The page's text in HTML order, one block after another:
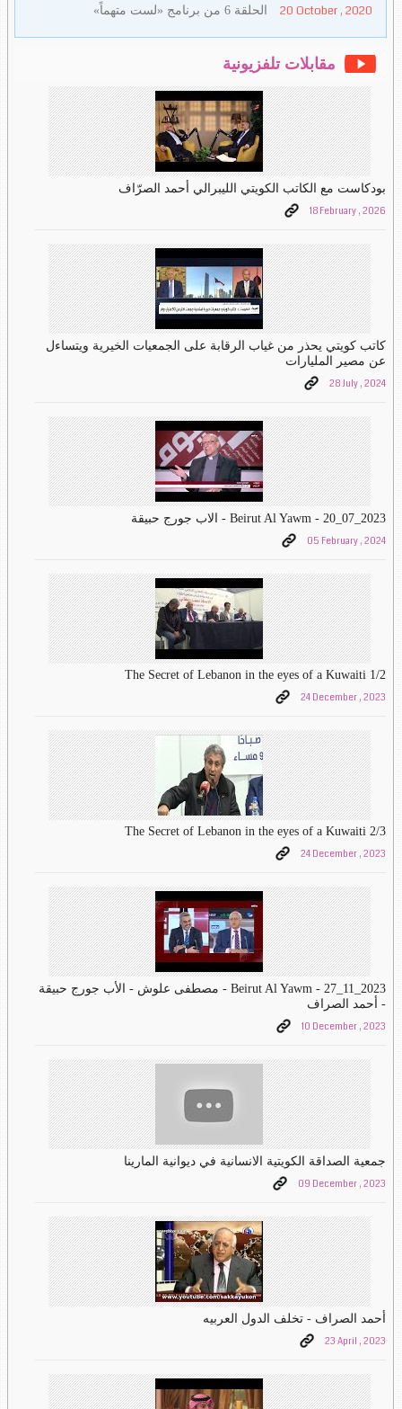
20 October , 2020 الحلقة 6 من برنامج «لست متهماً»
مقابلات تلفزيونية
بودكاست مع الكاتب الكويتي الليبرالي أحمد الصرّاف
18 February , 2026
كاتب كويتي يحذر من غياب الرقابة على الجمعيات الخيرية ويتساءل
عن مصير المليارات
28 July , 2024
Beirut Al Yawm - 20_07_2023 - الاب جورج حبيقة
05 February , 2024
The Secret of Lebanon in the eyes of a Kuwaiti 1/2
24 December , 2023
The Secret of Lebanon in the eyes of a Kuwaiti 2/3
24 December , 2023
Beirut Al Yawm - 27_11_2023 - مصطفى علوش - الأب جورج حبيقة
- أحمد الصراف
10 December , 2023
جمعية الصداقة الكويتية الانسانية في ديوانية المارينا
09 December , 2023
أحمد الصراف - تخلف الدول العربيه
23 April , 2023